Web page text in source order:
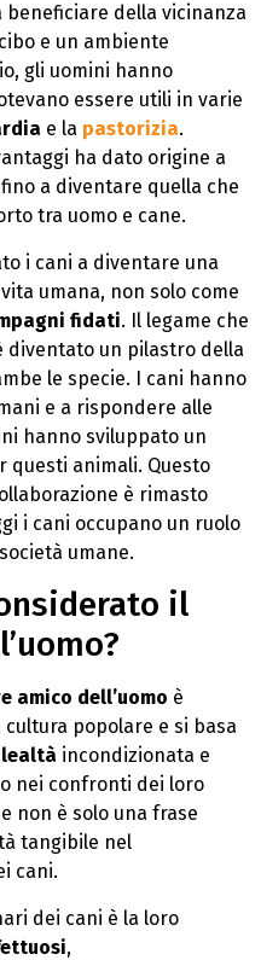
della vicinanza
e un ambiente
gli uomini hanno
essere utili in varie
e la pastorizia.
ha dato origine a
a diventare quella che
tra uomo e cane.
i cani a diventare una
umana, non solo come
fidati. Il legame che
diventato un pilastro della
le specie. I cani hanno
e a rispondere alle
hanno sviluppato un
questi animali. Questo
è rimasto
i cani occupano un ruolo
umane.
il
amico dell’uomo è
popolare e si basa
lealtà incondizionata e
nei confronti dei loro
non è solo una frase
tangibile nel
cani.
dei cani è la loro
,